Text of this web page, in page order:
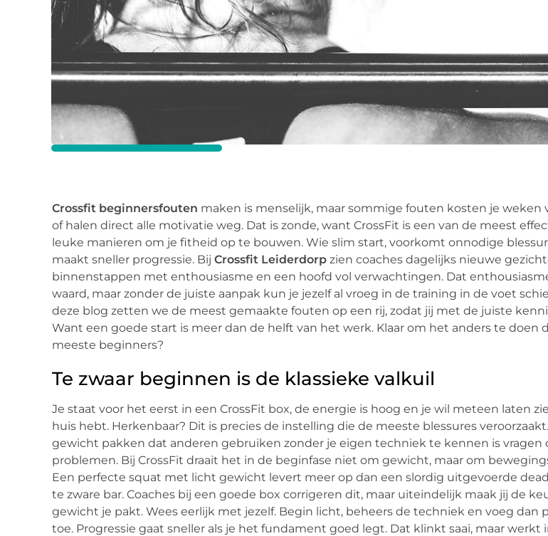
Crossfit beginnersfouten maken is menselijk, maar sommige fouten kosten je weken
of halen direct alle motivatie weg. Dat is zonde, want CrossFit is een van de meest
leuke manieren om je fitheid op te bouwen. Wie slim start, voorkomt onnodige
maakt sneller progressie. Bij Crossfit Leiderdorp zien coaches dagelijks nieuwe
binnenstappen met enthousiasme en een hoofd vol verwachtingen. Dat
waard, maar zonder de juiste aanpak kun je jezelf al vroeg in de training in de voet
deze blog zetten we de meest gemaakte fouten op een rij, zodat jij met de juiste
Want een goede start is meer dan de helft van het werk. Klaar om het anders te doen
meeste beginners?
Te zwaar beginnen is de klassieke valkuil
Je staat voor het eerst in een CrossFit box, de energie is hoog en je wil meteen laten
huis hebt. Herkenbaar? Dit is precies de instelling die de meeste blessures
gewicht pakken dat anderen gebruiken zonder je eigen techniek te kennen is vragen
problemen. Bij CrossFit draait het in de beginfase niet om gewicht, maar om
Een perfecte squat met licht gewicht levert meer op dan een slordig uitgevoerde
te zware bar. Coaches bij een goede box corrigeren dit, maar uiteindelijk maak jij de
gewicht je pakt. Wees eerlijk met jezelf. Begin licht, beheers de techniek en voeg dan
toe. Progressie gaat sneller als je het fundament goed legt. Dat klinkt saai, maar werkt